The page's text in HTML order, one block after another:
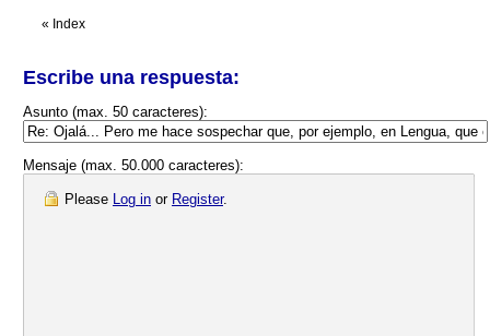
« Index
Escribe una respuesta:
Asunto (max. 50 caracteres):
Mensaje (max. 50.000 caracteres):
Please Log in or Register.